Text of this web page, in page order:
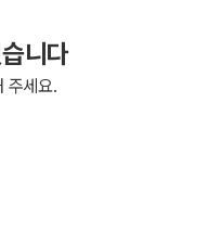
니다
주세요.